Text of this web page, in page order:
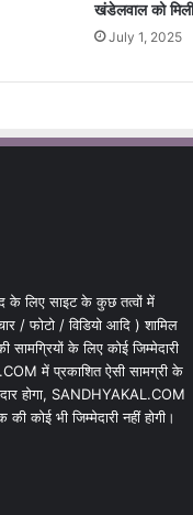
खंडेलवाल को
July 1, 2025
के लिए साइट के कुछ तत्वों में
/ फोटो / विडियो आदि ) शामिल
के लिए कोई जिम्मेदारी
में प्रकाशित ऐसी सामग्री के
होगा, SANDHYAKAL.COM
कोई भी जिम्मेदारी नहीं होगी।